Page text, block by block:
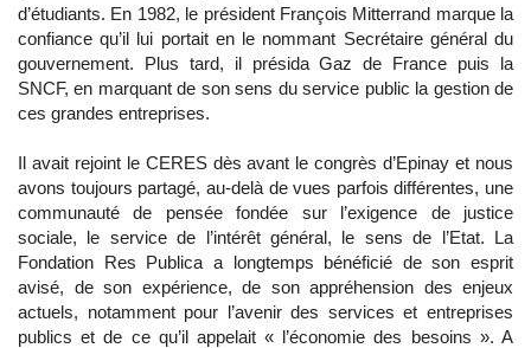
d’étudiants. En 1982, le président François Mitterrand marque la
confiance qu’il lui portait en le nommant Secrétaire général du
gouvernement. Plus tard, il présida Gaz de France puis la
SNCF, en marquant de son sens du service public la gestion de
ces grandes entreprises.
Il avait rejoint le CERES dès avant le congrès d’Epinay et nous
avons toujours partagé, au-delà de vues parfois différentes, une
communauté de pensée fondée sur l’exigence de justice
sociale, le service de l’intérêt général, le sens de l’Etat. La
Fondation Res Publica a longtemps bénéficié de son esprit
avisé, de son expérience, de son appréhension des enjeux
actuels, notamment pour l’avenir des services et entreprises
publics et de ce qu’il appelait « l’économie des besoins ». A